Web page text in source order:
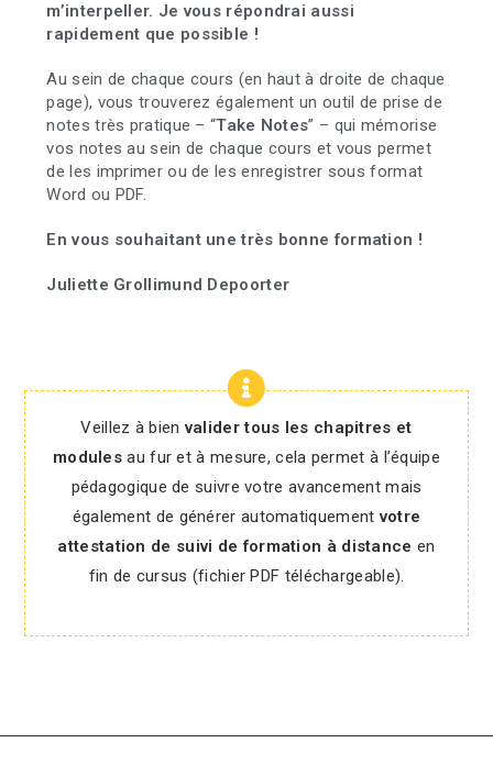
m’interpeller. Je vous répondrai aussi
rapidement que possible !
Au sein de chaque cours (en haut à droite de chaque
page), vous trouverez également un outil de prise de
notes très pratique – “Take Notes” – qui mémorise
vos notes au sein de chaque cours et vous permet
de les imprimer ou de les enregistrer sous format
Word ou PDF.
En vous souhaitant une très bonne formation !
Juliette Grollimund Depoorter
Veillez à bien valider tous les chapitres et
modules au fur et à mesure, cela permet à l’équipe
pédagogique de suivre votre avancement mais
également de générer automatiquement votre
attestation de suivi de formation à distance en
fin de cursus (fichier PDF téléchargeable).